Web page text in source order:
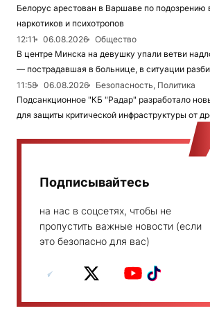
Белорус арестован в Варшаве по подозрению
наркотиков и психотропов
12:11
06.08.2026
Общество
В центре Минска на девушку упали ветви
— пострадавшая в больнице, в ситуации
11:58
06.08.2026
Безопасность, Политика
Подсанкционное "КБ "Радар" разработало
для защиты критической инфраструктуры от
Подписывайтесь
на нас в соцсетях, чтобы не
пропустить важные новости (если
это безопасно для вас)